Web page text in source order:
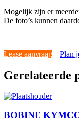
Mogelijk zijn er
De foto’s kunnen
Lease aanvraag Plan
Gerelateerde
BOBINE